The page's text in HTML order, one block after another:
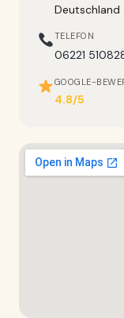
Deutschland
TELEFON
06221
GOOGLE-
4.8/5